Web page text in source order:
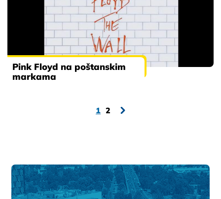
Pink Floyd na poštanskim
markama
1 2